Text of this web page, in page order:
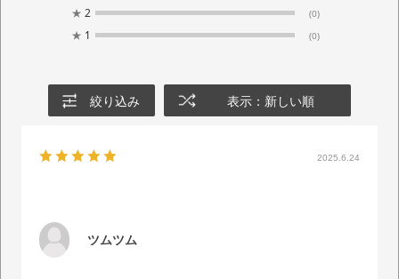
★ 2 (0)
★ 1 (0)
絞り込み 表示：新しい順
2025.6.24
ツムツム